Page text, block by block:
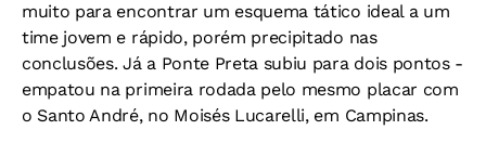
muito para encontrar um esquema tático ideal a um
time jovem e rápido, porém precipitado nas
conclusões. Já a Ponte Preta subiu para dois pontos -
empatou na primeira rodada pelo mesmo placar com
o Santo André, no Moisés Lucarelli, em Campinas.